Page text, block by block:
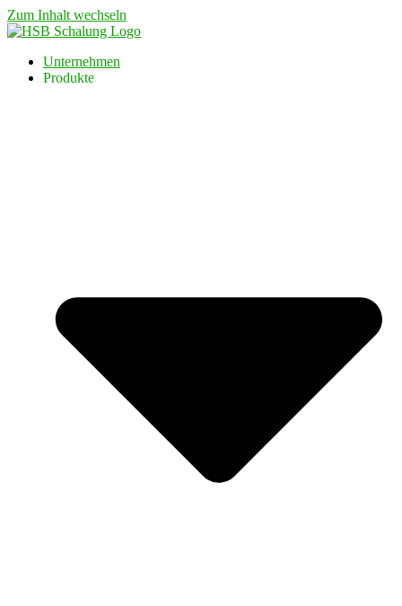
Zum Inhalt wechseln
Unternehmen
Produkte